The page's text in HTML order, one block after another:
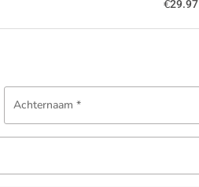
€29.97
Achternaam *